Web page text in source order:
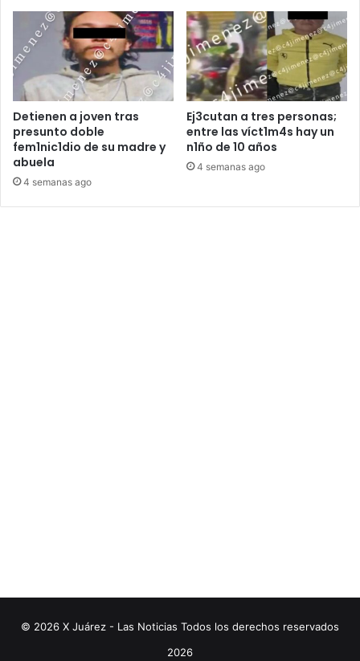
Detienen a joven tras
presunto doble
fem1nic1dio de su madre y
abuela
4 semanas ago
Ej3cutan a tres personas;
entre las víct1m4s hay un
n1ño de 10 años
4 semanas ago
© 2026 X Juárez - Las Noticias Todos los derechos reservados
2026